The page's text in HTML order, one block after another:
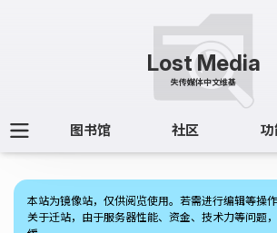
图书馆 社区
本站为镜像站，仅供阅览使用。若需进行编辑等操
关于迁站，由于服务器性能、资金、技术力等问题